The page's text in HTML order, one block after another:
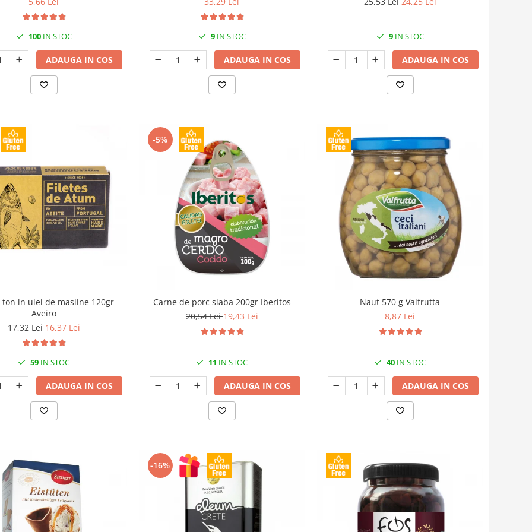
100IN STOC
ADAUGA IN COS
9IN STOC
ADAUGA IN COS
9IN STOC
ADAUGA IN COS
ton in ulei de masline 120gr
Aveiro
17,32 Lei16,37 Lei
59 IN STOC
ADAUGA IN COS
-5%
Carne de porc slaba 200gr Iberitos
20,54 Lei19,43 Lei
11 IN STOC
ADAUGA IN COS
Naut 570 g Valfrutta
8,87 Lei
40 IN STOC
ADAUGA IN COS
-16%